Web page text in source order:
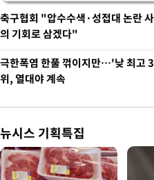
축구협회 "압수수색·성접대 논란
의 기회로 삼겠다"
극한폭염 한풀 꺾이지만…'낮 최고
위, 열대야 계속
뉴시스 기획특집